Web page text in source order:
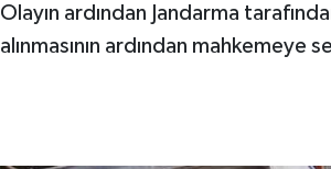
Olayın ardından Jandarma
alınmasının ardından mahkemeye